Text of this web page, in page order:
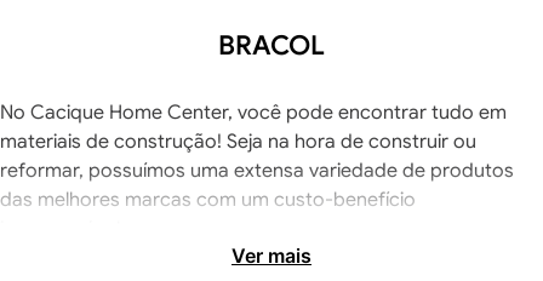
BRACOL
No Cacique Home Center, você pode encontrar tudo em
materiais de construção! Seja na hora de construir ou
reformar, possuímos uma extensa variedade de produtos
das melhores marcas com um custo-benefício
Ver mais